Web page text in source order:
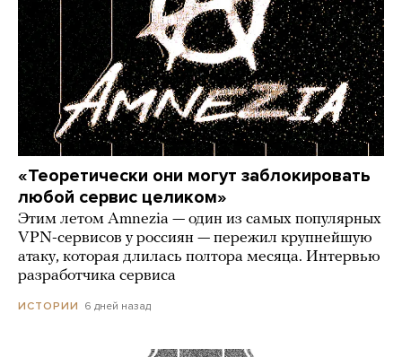
«Теоретически они могут заблокировать
любой сервис целиком»
Этим летом Amnezia — один из самых популярных
VPN-сервисов у россиян — пережил крупнейшую
атаку, которая длилась полтора месяца. Интервью
разработчика сервиса
ИСТОРИИ 6 дней назад